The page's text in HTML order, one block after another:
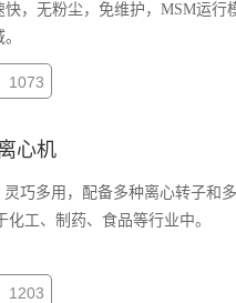
，无粉尘，免维护，MSM运行
1073
心机
巧多用，配备多种离心转子和
工、制药、食品等行业中。
1203